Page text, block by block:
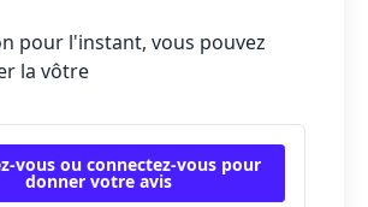
pour l'instant, vous pouvez
la vôtre
vous ou connectez-vous pour
donner votre avis